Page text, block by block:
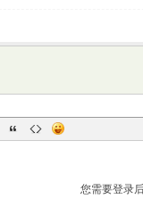
您需要登录